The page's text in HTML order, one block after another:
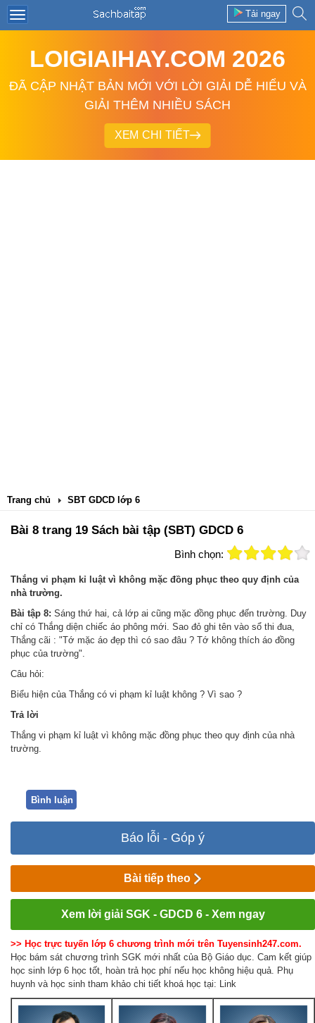
Tải ngay
LOIGIAIHAY.COM 2026
ĐÃ CẬP NHẬT BẢN MỚI VỚI LỜI GIẢI DỄ HIỂU VÀ
GIẢI THÊM NHIỀU SÁCH
XEM CHI TIẾT
Trang chủ SBT GDCD lớp 6
Bài 8 trang 19 Sách bài tập (SBT) GDCD 6
Bình chọn:
Thắng vi phạm kỉ luật vì không mặc đồng phục theo quy định của
nhà trường.
Bài tập 8: Sáng thứ hai, cả lớp ai cũng mặc đồng phục đến trường. Duy
chỉ có Thắng diện chiếc áo phông mới. Sao đỏ ghi tên vào sổ thi đua,
Thắng cãi : "Tớ mặc áo đẹp thì có sao đâu ? Tớ không thích áo đồng
phục của trường".
Câu hỏi:
Biểu hiện của Thắng có vi phạm kỉ luật không ? Vì sao ?
Trảlời
Thắng vi phạm kỉ luật vì không mặc đồng phục theo quy định của nhà
trường.
Bình luận
Báo lỗi - Góp ý
Bài tiếp theo
Xem lời giải SGK - GDCD 6 - Xem ngay
>> Học trực tuyến lớp 6 chương trình mới trên Tuyensinh247.com.
Học bám sát chương trình SGK mới nhất của Bộ Giáo dục. Cam kết giúp
học sinh lớp 6 học tốt, hoàn trả học phí nếu học không hiệu quả. Phụ
huynh và học sinh tham khảo chi tiết khoá học tại: Link